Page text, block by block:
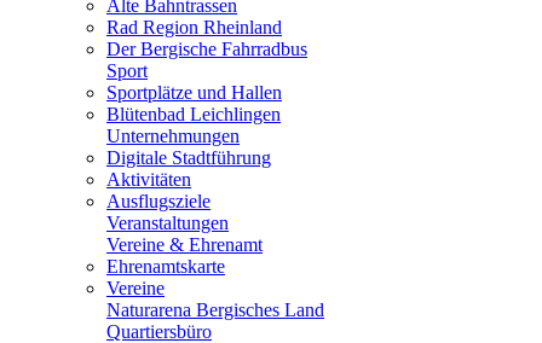
Alte Bahntrassen
Rad Region Rheinland
Der Bergische Fahrradbus
Sport
Sportplätze und Hallen
Blütenbad Leichlingen
Unternehmungen
Digitale Stadtführung
Aktivitäten
Ausflugsziele
Veranstaltungen
Vereine & Ehrenamt
Ehrenamtskarte
Vereine
Naturarena Bergisches Land
Quartiersbüro